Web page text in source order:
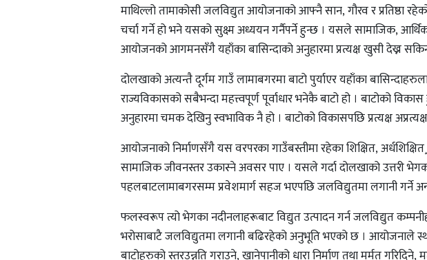
माथिल्लो तामाकोसी जलविद्युत आयोजनाको आफ्नै सान, गौरव र प्रतिष्ठा
चर्चा गर्ने हो भने यसको सुक्ष्म अध्ययन गर्नैपर्ने हुन्छ । यसले सामाजिक,
आयोजनको आगमनसँगै यहाँका बासिन्दाको अनुहारमा प्रत्यक्ष खुसी देख्न
दोलखाको अत्यन्तै दूर्गम गाउँ लामाबगरमा बाटो पुर्याएर यहाँका
राज्यविकासको सबैभन्दा महत्त्वपूर्ण पूर्वाधार भनेकै बाटो हो । बाटोको
अनुहारमा चमक देखिनु स्वभाविक नै हो । बाटोको विकासपछि प्रत्यक्ष
आयोजनाको निर्माणसँगै यस वरपरका गाउँबस्तीमा रहेका शिक्षित,
सामाजिक जीवनस्तर उकास्ने अवसर पाए । यसले गर्दा दोलखाको उत्तरी
पहलबाटलामाबगरसम्म प्रवेशमार्ग सहज भएपछि जलविद्युतमा लगानी गर्ने
फलस्वरूप त्यो भेगका नदीनलाहरूबाट विद्युत उत्पादन गर्न जलविद्युत
भरोसाबाटै जलविद्युतमा लगानी बढिरहेको अनुभूति भएको छ । आयोजनाले
बाटोहरुको स्तरउन्नति गराउने, खानेपानीको धारा निर्माण तथा मर्मत